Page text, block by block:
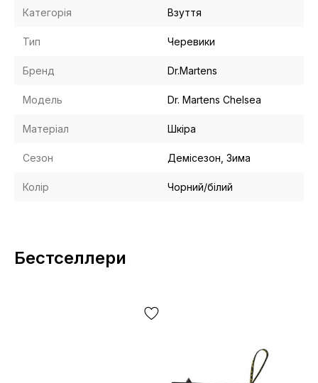
Категорія Взуття
Тип Черевики
Бренд Dr.Martens
Модель Dr. Martens Chelsea
Матеріал Шкіра
Сезон Демісезон, Зима
Колір Чорний/білий
Бестселлери